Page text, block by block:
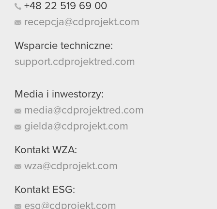
+48 22 519 69 00
recepcja@cdprojekt.com
Wsparcie techniczne:
support.cdprojektred.com
Media i inwestorzy:
media@cdprojektred.com
gielda@cdprojekt.com
Kontakt WZA:
wza@cdprojekt.com
Kontakt ESG:
esg@cdprojekt.com